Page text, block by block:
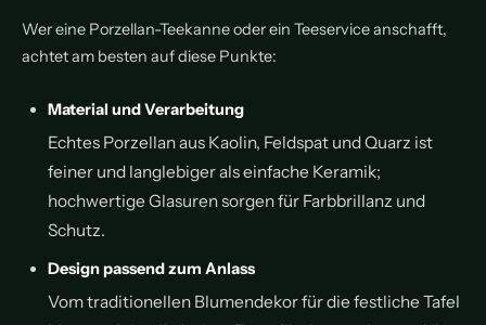
Wer eine Porzellan-Teekanne oder ein Teeservice anschafft,
achtet am besten auf diese Punkte:
Material und Verarbeitung
Echtes Porzellan aus Kaolin, Feldspat und Quarz ist
feiner und langlebiger als einfache Keramik;
hochwertige Glasuren sorgen für Farbbrillanz und
Schutz.
Design passend zum Anlass
Vom traditionellen Blumendekor für die festliche Tafel